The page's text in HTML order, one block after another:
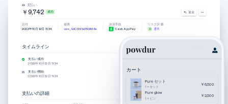
決済成功率の
最適化
Link
スピーディー
な決済
データの同
期
Product roadmap
ホスピタリティ、旅行、
メディアおよびエンター
プロフェッショナルサー
パブリックセクター
アプリへの導入
お問い合わせ
営業にお問い合わせ
パートナーになる
支払い
￥9,742 成功 返金
日付
2022年10月12日 11:34
顧客
cus_GICItN1aFN2M6s
決済手段
Cash App Pay
リスク評価
0 通常
タイムライン
支払い成功
2022年10月12日 11:34
支払い開始
2022年10月12日 11:34
支払いの詳細
カート
Pure セット
1 × セット
￥6,500
Pure glow
1 × ビン
￥2,500